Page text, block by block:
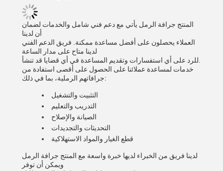
المنتج جرافة الرمل يأتي مع دعم فني شامل والخدمات لضمان
أن لدينا
العملاء يحصلون على أفضل مساعدة ممكنة. فريق الدعم الفني
لدينا متاح على مدار الساعة
خدمات لمساعدة عملائنا على الحصول على أقصى استفادة من
جرافاتهم الرملية، بما في ذلك:
التثبيت والتشغيل
التدريب والتعليم
الصيانة والإصلاح
التحديثات والتجديدات
قطع الغيار والمواد الاستهلاكية
لدينا فريق من الخبراء لديها خبرة واسعة مع المنتج جرافة الرمل
ويمكن أن توفر